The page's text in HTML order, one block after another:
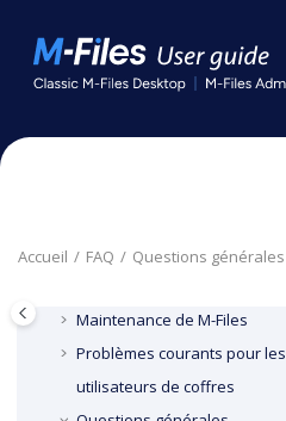
Accueil FAQ Questions générales
Utilisation quotidienne de
Maintenance de M-Files
Problèmes courants pour les
utilisateurs de coffres